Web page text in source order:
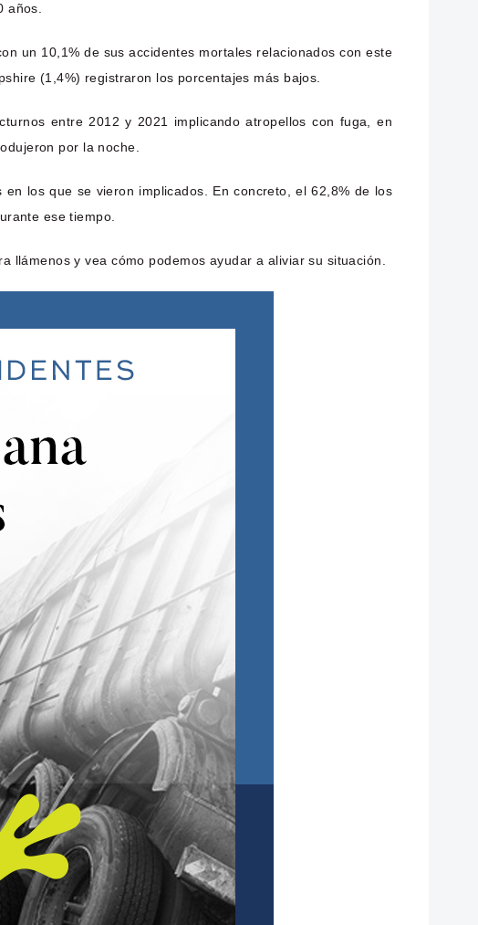
años.
un 10,1% de sus accidentes mortales relacionados con este
(1,4%) registraron los porcentajes más bajos.
entre 2012 y 2021 implicando atropellos con fuga, en
por la noche.
los que se vieron implicados. En concreto, el 62,8% de los
ese tiempo.
llámenos y vea cómo podemos ayudar a aliviar su situación.